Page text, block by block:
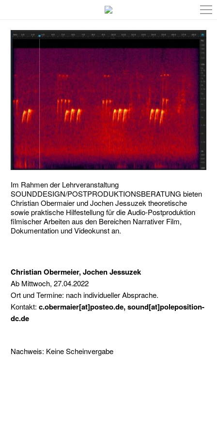
Im Rahmen der Lehrveranstaltung
SOUNDDESIGN/POSTPRODUKTIONSBERATUNG bieten
Christian Obermaier und Jochen Jessuzek theoretische
sowie praktische Hilfestellung für die Audio-Postproduktion
filmischer Arbeiten aus den Bereichen Narrativer Film,
Dokumentation und Videokunst an.
Christian Obermeier, Jochen Jessuzek
Ab Mittwoch, 27.04.2022
Ort und Termine: nach individueller Absprache.
Kontakt:c.obermaier[at]posteo.de, sound[at]poleposition-
dc.de
Nachweis: Keine Scheinvergabe